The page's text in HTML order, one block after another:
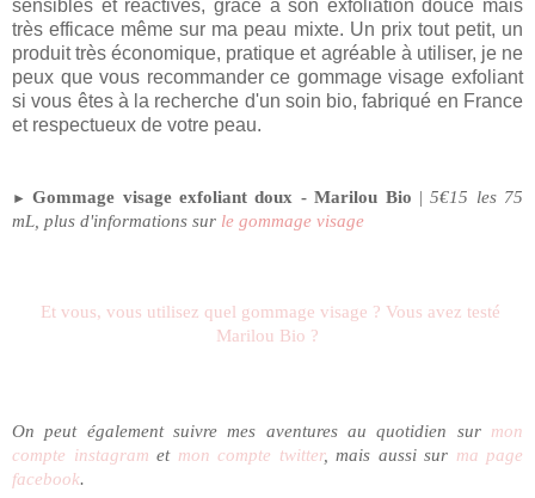
sensibles et réactives, grâce à son exfoliation douce mais
très efficace même sur ma peau mixte. Un prix tout petit, un
produit très économique, pratique et agréable à utiliser, je ne
peux que vous recommander ce gommage visage exfoliant
si vous êtes à la recherche d'un soin bio, fabriqué en France
et respectueux de votre peau.
►Gommage visage exfoliant doux - Marilou Bio |5€15 les 75
mL, plus d'informations sur le gommage visage
Et vous, vous utilisez quel gommage visage ? Vous avez testé
Marilou Bio ?
On peut également suivre mes aventures au quotidien sur mon
compte instagram et mon compte twitter, mais aussi sur ma page
facebook.